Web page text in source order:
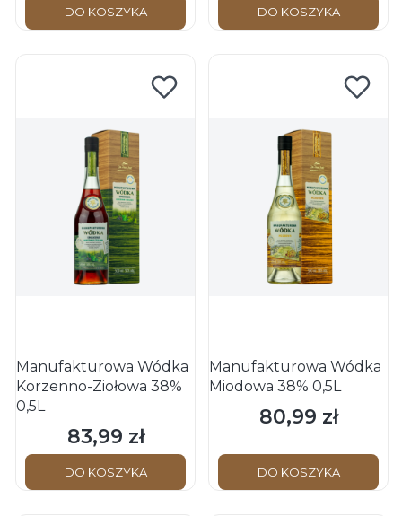
DO KOSZYKA DO KOSZYKA
Manufakturowa Wódka
Korzenno-Ziołowa 38%
0,5L
Cena
83,99 zł
DO KOSZYKA
Manufakturowa Wódka
Miodowa 38% 0,5L
Cena
80,99 zł
DO KOSZYKA